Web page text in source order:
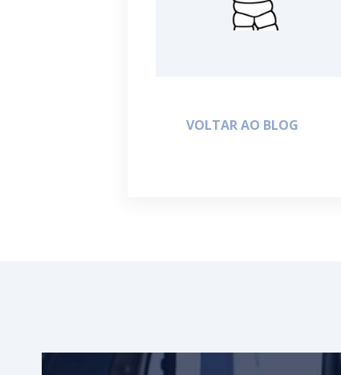
VOLTAR AO BLOG